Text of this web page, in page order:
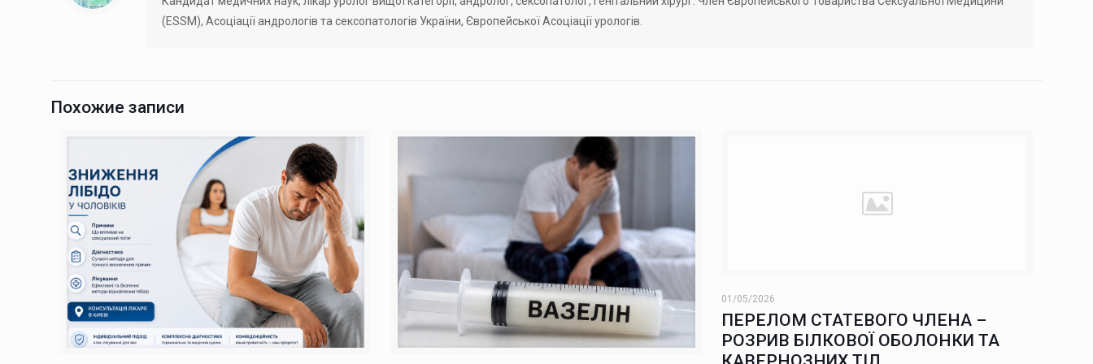
(ESSM), Асоціації андрологів та сексопатологів України, Європейської Асоціації урологів.
Похожие записи
01/05/2026
ПЕРЕЛОМ СТАТЕВОГО ЧЛЕНА –
РОЗРИВ БІЛКОВОЇ ОБОЛОНКИ ТА